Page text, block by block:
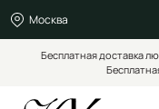
Москва
Бесплатная доставка